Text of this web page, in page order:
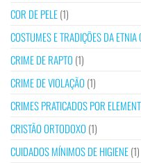
COR DE PELE(1)
COSTUMES E TRADIÇÕES DA ETNIA
CRIME DE RAPTO (1)
CRIME DE VIOLAÇÃO (1)
CRIMES PRATICADOS POR
CRISTÃO ORTODOXO (1)
CUIDADOS MÍNIMOS DE HIGIENE(1)